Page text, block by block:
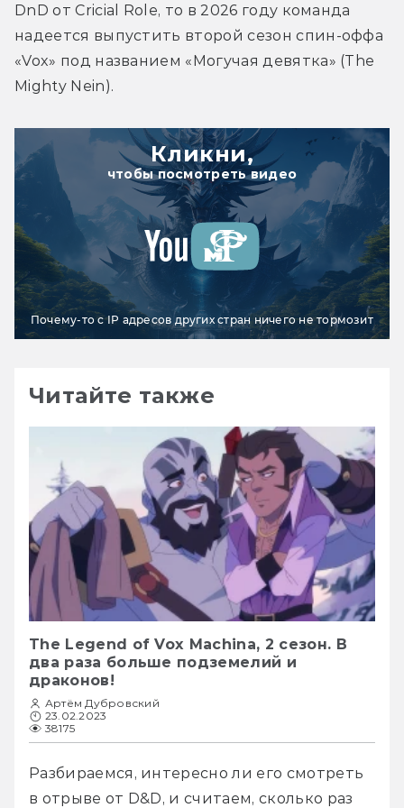
DnD от Cricial Role, то в 2026 году команда
надеется выпустить второй сезон спин-оффа
«Vox» под названием «Могучая девятка» (The
Mighty Nein).
Кликни,
чтобы посмотреть видео
Почему-то с IP адресов других стран ничего не тормозит
Читайте также
The Legend of Vox Machina, 2 сезон. В
два раза больше подземелий и
драконов!
Артём Дубровский
23.02.2023
38175
Разбираемся, интересно ли его смотреть
в отрыве от D&D, и считаем, сколько раз